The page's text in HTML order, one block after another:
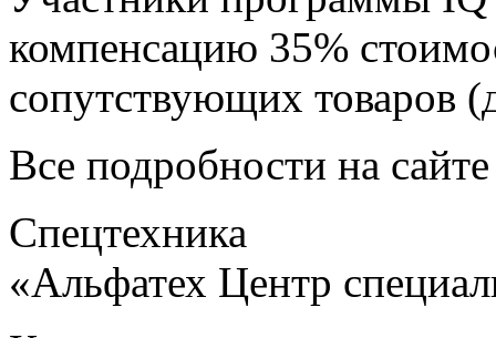
компенсацию 35%
сопутствующих товаров
Все подробности на сайте
Спецтехника
«Альфатех Центр